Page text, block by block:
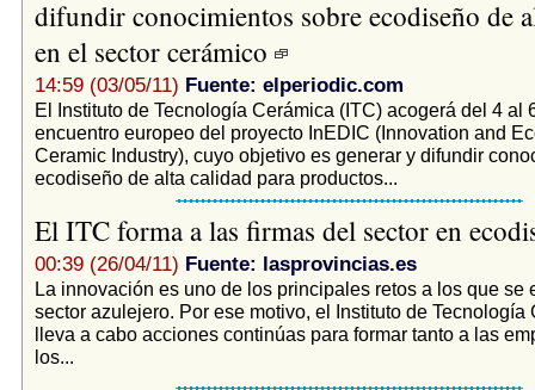
difundir conocimientos sobre ecodiseño de
en el sector cerámico
14:59 (03/05/11) Fuente: elperiodic.com
El Instituto de Tecnología Cerámica (ITC) acogerá del 4 al
encuentro europeo del proyecto InEDIC (Innovation and
Ceramic Industry), cuyo objetivo es generar y difundir
ecodiseño de alta calidad para productos...
El ITC forma a las firmas del sector en
00:39 (26/04/11) Fuente: lasprovincias.es
La innovación es uno de los principales retos a los que se
sector azulejero. Por ese motivo, el Instituto de Tecnología
lleva a cabo acciones continúas para formar tanto a las
los...